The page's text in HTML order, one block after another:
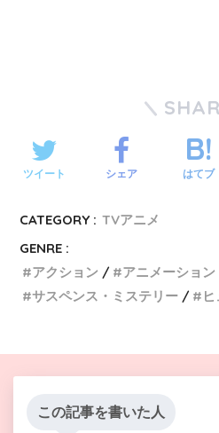
ツイート シェア はてブ
CATEGORY : TVアニメ
GENRE :
アクション
アニメーション
サスペンス・ミステリー
この記事を書いた人